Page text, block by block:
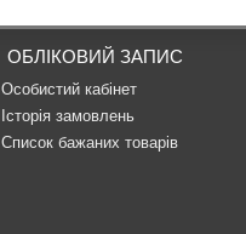
ОБЛІКОВИЙ ЗАПИС
Особистий кабінет
Історія замовлень
Список бажаних товарів